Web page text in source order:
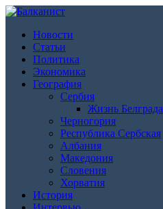
Новости
Статьи
Политика
Экономика
География
Сербия
Жизнь Белграда
Черногория
Республика Сербская
Албания
Македония
Словения
Хорватия
История